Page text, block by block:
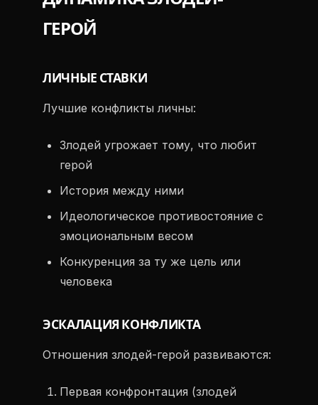
ГЕРОЙ
ЛИЧНЫЕ СТАВКИ
Лучшие конфликты личны:
Злодей угрожает тому, что любит
герой
История между ними
Идеологическое противостояние с
эмоциональным весом
Конкуренция за ту же цель или
человека
ЭСКАЛАЦИЯ КОНФЛИКТА
Отношения злодей-герой развиваются:
Первая конфронтация (злодей